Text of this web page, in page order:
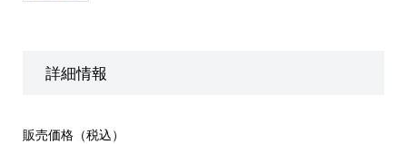
詳細情報
販売価格（税込）